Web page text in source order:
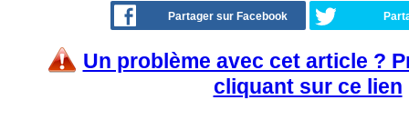
Partager sur Facebook
Un problème avec cet article ?
cliquant sur ce lien